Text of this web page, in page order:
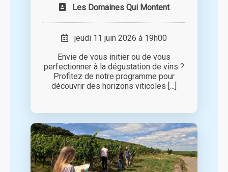
Les Domaines Qui Montent
jeudi 11 juin 2026 à 19h00
Envie de vous initier ou de vous
perfectionner à la dégustation de vins ?
Profitez de notre programme pour
découvrir des horizons viticoles [...]